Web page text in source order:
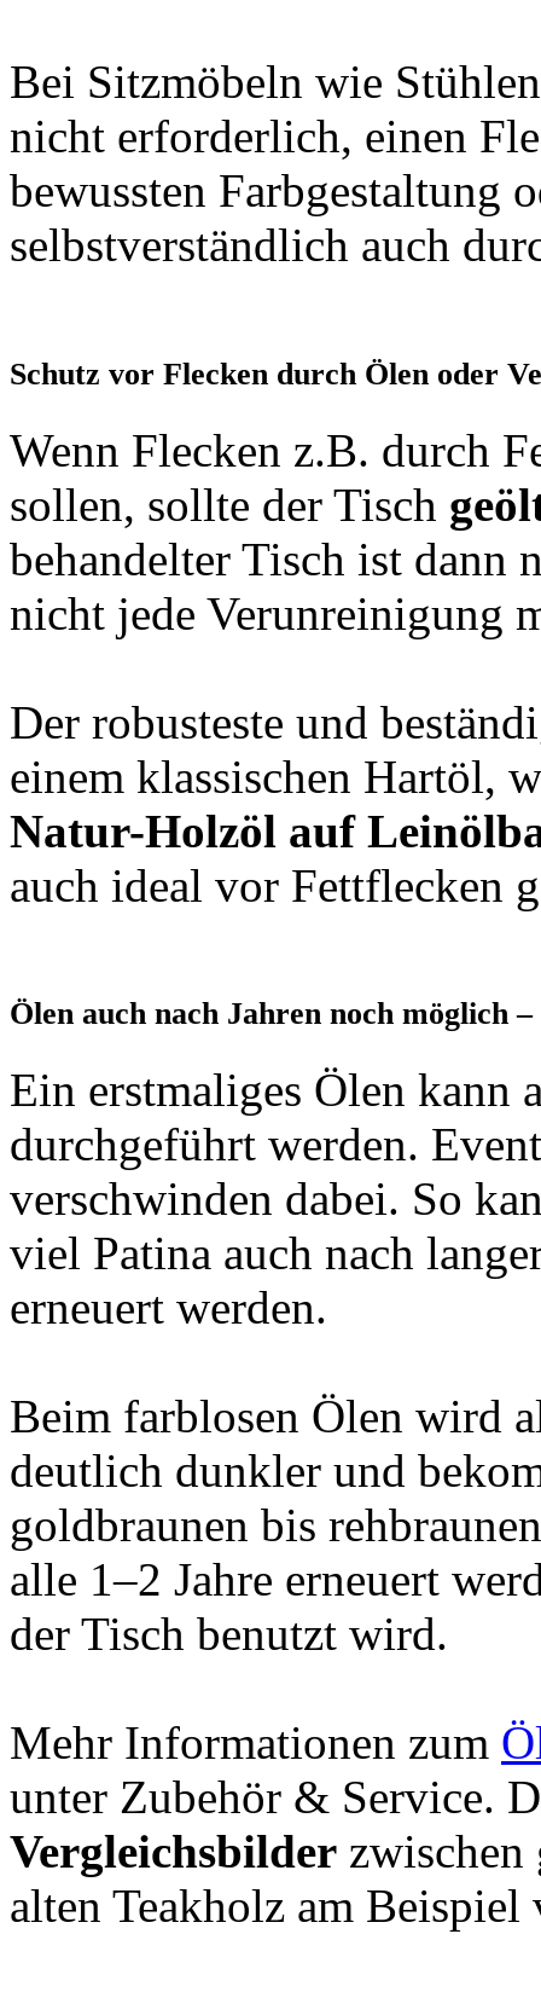
Bei Sitzmöbeln wie
nicht erforderlich, einen
bewussten Farbgestaltung
selbstverständlich auch
Schutz vor Flecken durch Ölen oder
Wenn Flecken z.B. durch
sollen, sollte der Tisch
behandelter Tisch ist dann
nicht jede Verunreinigung
Der robusteste und
einem klassischen Hartöl,
Natur-Holzöl auf
auch ideal vor Fettflecken
Ölen auch nach Jahren noch möglich
Ein erstmaliges Ölen kann
durchgeführt werden.
verschwinden dabei. So
viel Patina auch nach
erneuert werden.
Beim farblosen Ölen wird
deutlich dunkler und
goldbraunen bis
alle 1–2 Jahre erneuert
der Tisch benutzt wird.
Mehr Informationen zum
unter Zubehör & Service.
Vergleichsbilder zwischen
alten Teakholz am